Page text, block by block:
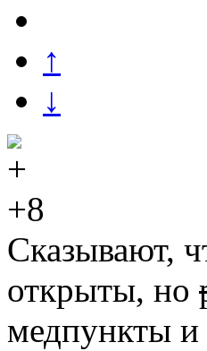
↑
↓
+8
Сказывают,
открыты, но
медпункты